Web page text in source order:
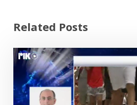
Related Posts